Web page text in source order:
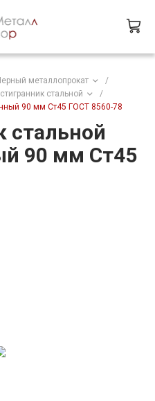
металлопрокат
/
стальной
/
90 мм Ст45 ГОСТ 8560-78
стальной
90 мм Ст45